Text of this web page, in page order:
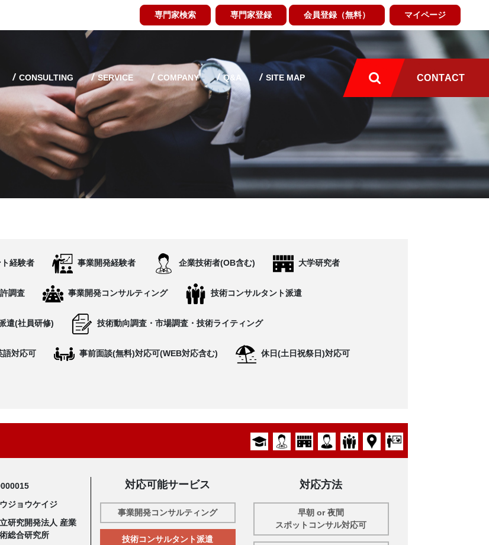
専門家検索 専門家登録 会員登録（無料） マイページ
CONSULTING SERVICE COMPANY Q&A SITE MAP CONTACT
経験者 事業開発経験者 企業技術者(OB含む) 大学研究者
調査 事業開発コンサルティング 技術コンサルタント派遣
遣(社員研修) 技術動向調査・市場調査・技術ライティング
語対応可 事前面談(無料)対応可(WEB対応含む) 休日(土日祝祭日)対応可
ジョウケイジ
研究開発法人 産業
総合研究所
対応可能サービス
事業開発コンサルティング
技術コンサルタント派遣
対応方法
早朝 or 夜間
スポットコンサル対応可